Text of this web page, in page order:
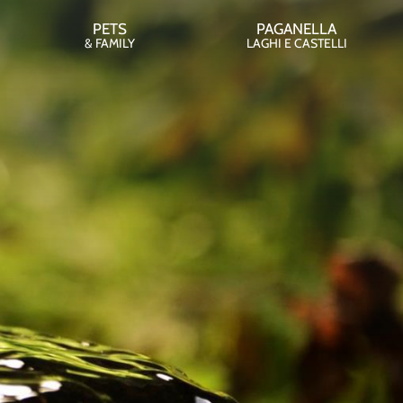
di soggiorno
& Forest
PETS
& FAMILY
PAGANELLA
LAGHI E CASTELLI